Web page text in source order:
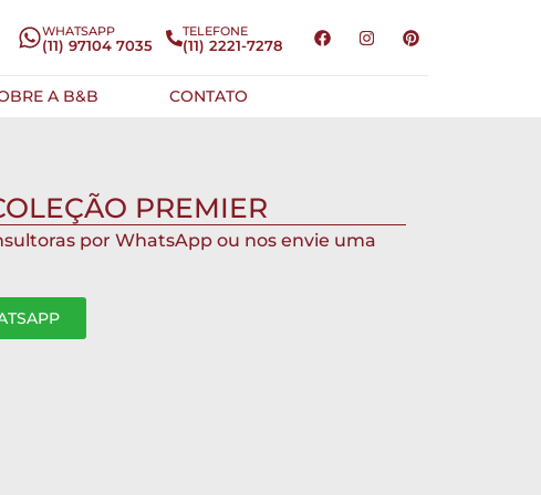
WHATSAPP
(11) 97104 7035
TELEFONE
(11) 2221-7278
A B&B CONTATO
PREMIER
por WhatsApp ou nos envie uma